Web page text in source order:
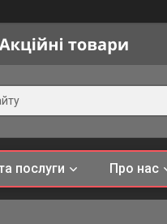
послуги Про нас